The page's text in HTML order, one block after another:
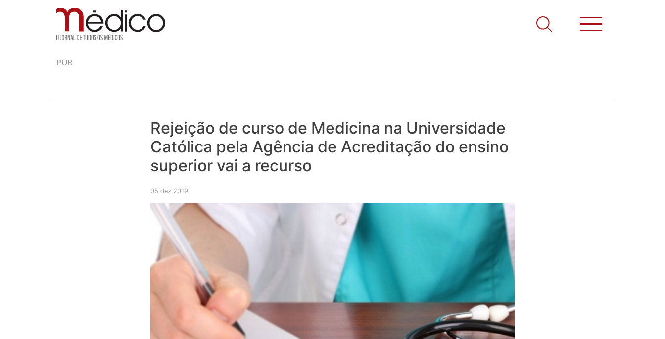
Jornal Médico
Médico – O Jornal de Todos os Médicos. Onde as notícias realmente contam! Tudo o que se passa na Saúde!
PUB
Rejeição de curso de Medicina na Universidade
Católica pela Agência de Acreditação do ensino
superior vai a recurso
05 dez 2019